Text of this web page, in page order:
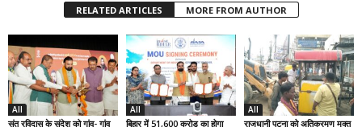
RELATED ARTICLES MORE FROM AUTHOR
All
संत रविदास के संदेश को गांव- गांव
All
बिहार में 51,600 करोड़ का होगा
All
राजधानी पटना को अतिक्रमण मुक्त